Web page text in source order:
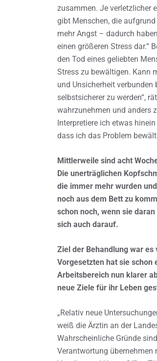
zusammen. Je verletzlicher
gibt Menschen, die
mehr Angst – dadurch
einen größeren Stress dar.“
den Tod eines geliebten
Stress zu bewältigen. Kann
und Unsicherheit
selbstsicherer zu werden“,
wahrzunehmen und anders
Interpretiere ich etwas
dass ich das Problem
Mittlerweile sind acht
Die unerträglichen
die immer mehr wurden
noch aus dem Bett zu
schon noch, wenn sie
sich auch darauf.
Ziel der Behandlung war
Vorgesetzten hat sie schon
Arbeitsbereich nun klarer
neue Ziele für ihr Leben
„Relativ neue
weiß die Ärztin an der
Wahrscheinliche Gründe
Verantwortung